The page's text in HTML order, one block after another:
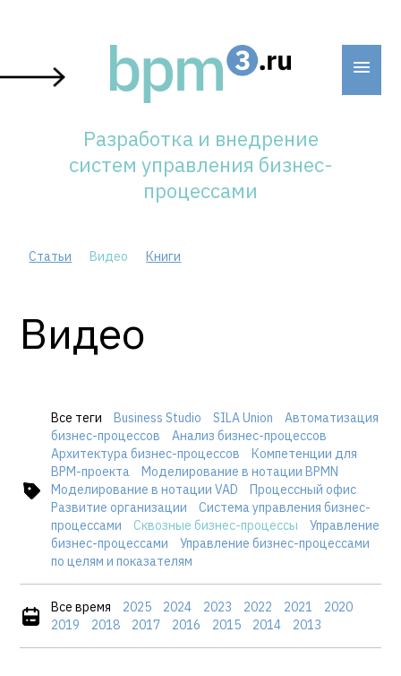
content
Разработка и внедрение
систем управления бизнес-
процессами
Статьи Видео Книги
Видео
Все теги Business Studio SILA Union
Автоматизация
бизнес-процессов
Анализ бизнес-процессов
Архитектура бизнес-процессов
Компетенции для
BPM-проекта
Моделирование в нотации BPMN
Моделирование в нотации VAD
Процессный офис
Развитие организации
Система управления бизнес-
процессами
Сквозные бизнес-процессы
Управление
бизнес-процессами
Управление бизнес-процессами
по целям и показателям
Все время 2025 2024 2023 2022 2021
2020
2019
2018 2017 2016 2015 2014 2013